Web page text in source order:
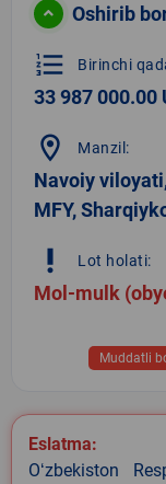
Oshirib
format_list_numbered Birinchi
33 987 000.00
location_on Manzil:
Navoiy
MFY,
priority_high Lot holati:
Mol-mulk
Muddatli
Eslatma:
Oʻzbekiston